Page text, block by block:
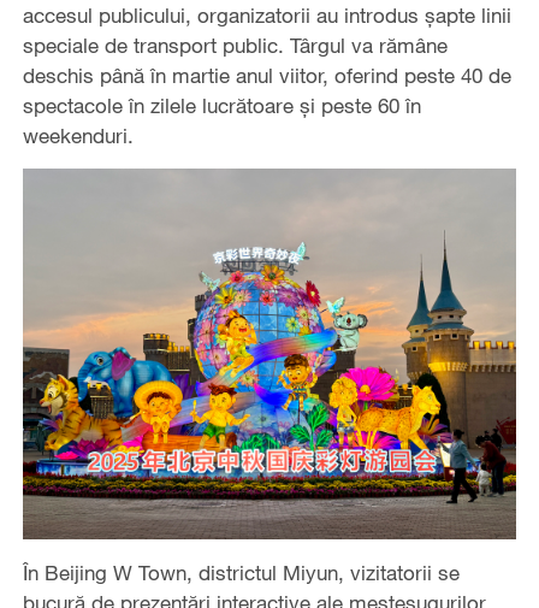
accesul publicului, organizatorii au introdus șapte linii
speciale de transport public. Târgul va rămâne
deschis până în martie anul viitor, oferind peste 40 de
spectacole în zilele lucrătoare și peste 60 în
weekenduri.
În Beijing W Town, districtul Miyun, vizitatorii se
bucură de prezentări interactive ale meșteșugurilor